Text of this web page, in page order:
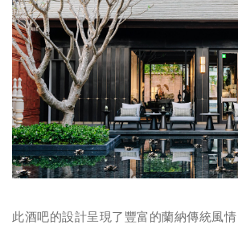
此酒吧的設計呈現了豐富的蘭納傳統風